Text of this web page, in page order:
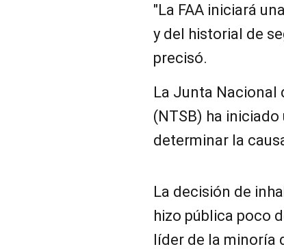
"La FAA iniciará
y del historial de
precisó.
La Junta Nacional
(NTSB) ha
determinar la
La decisión de
hizo pública poco
líder de la minoría